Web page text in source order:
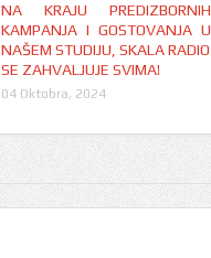
NA KRAJU PREDIZBORNIH
KAMPANJA I GOSTOVANJA U
NAŠEM STUDIJU, SKALA RADIO
SE ZAHVALJUJE SVIMA!
04 Oktobra, 2024